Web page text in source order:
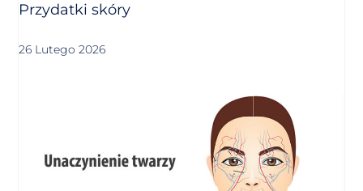
Przydatki skóry
26 Lutego 2026